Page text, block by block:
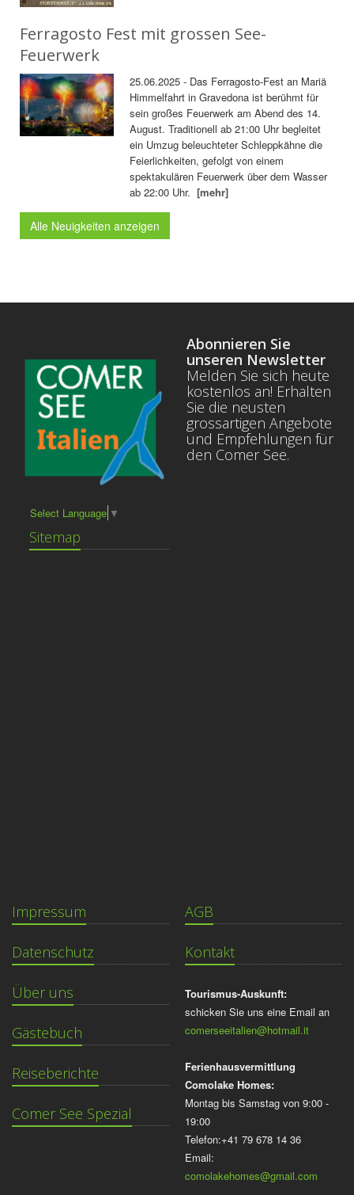
Ferragosto Fest mit grossen See-
Feuerwerk
25.06.2025 - Das Ferragosto-Fest an Mariä
Himmelfahrt in Gravedona ist berühmt für
sein großes Feuerwerk am Abend des 14.
August. Traditionell ab 21:00 Uhr begleitet
ein Umzug beleuchteter Schleppkähne die
Feierlichkeiten, gefolgt von einem
spektakulären Feuerwerk über dem Wasser
ab 22:00 Uhr.[mehr]
Alle Neuigkeiten anzeigen
Select Language ▼
Sitemap
Abonnieren Sie
unseren Newsletter
Melden Sie sich heute
kostenlos an! Erhalten
Sie die neusten
grossartigen Angebote
und Empfehlungen für
den Comer See.
Impressum
Datenschutz
Über uns
Gästebuch
Reiseberichte
Comer See Spezial
AGB
Kontakt
Tourismus-Auskunft:
schicken Sie uns eine Email an
comerseeitalien@hotmail.it
Ferienhausvermittlung
Comolake Homes:
Montag bis Samstag von 9:00 -
19:00
Telefon:+41 79 678 14 36
Email:
comolakehomes@gmail.com